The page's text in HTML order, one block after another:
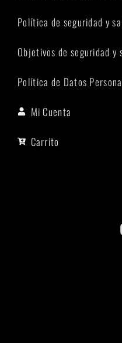
Política de seguridad y
Objetivos de seguridad y
Política de Datos
Mi Cuenta
Carrito